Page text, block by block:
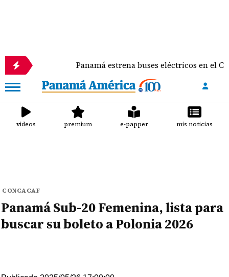
Panamá estrena buses eléctricos en el
videos premium e-papper mis noticias
CONCACAF
Panamá Sub-20 Femenina, lista para
buscar su boleto a Polonia 2026